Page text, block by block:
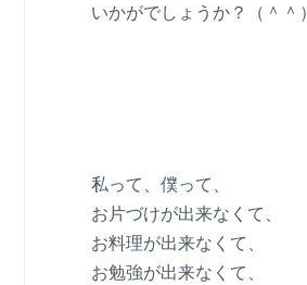
いかがでしょうか？（＾＾）
私って、僕って、
お片づけが出来なくて、
お料理が出来なくて、
お勉強が出来なくて、